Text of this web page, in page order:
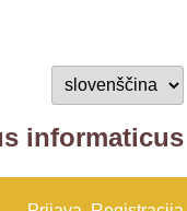
informaticus